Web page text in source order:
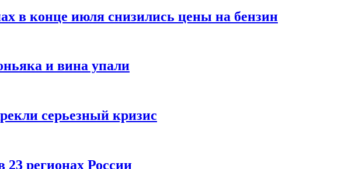
в конце июля снизились цены на бензин
и вина упали
серьезный кризис
регионах России